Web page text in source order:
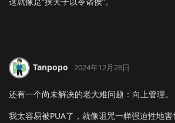
Tanpopo 2024年12月28日
还有一个尚未解决的老大难问题：向上管理。
我太容易被PUA了，就像诅咒一样强迫性地